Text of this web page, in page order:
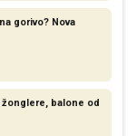
gorivo? Nova
balone od